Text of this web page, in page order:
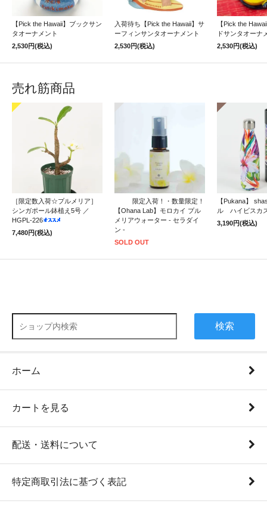
【Pick the Hawaii】ブックサン
タオーナメント
2,530円(税込)
入荷待ち【Pick the Hawaii】サ
ーフィンサンタオーナメント
2,530円(税込)
【Pick the
ドサンタオーナ
2,530円(税込)
売れ筋商品
［限定数入荷☆プルメリア］
シンガポール鉢植え5号 ／
HGPL-226
7,480円(税込)
限定入荷！・数量限定！
【Ohana Lab】モロカイ プル
メリアウォーター - セラダイ
ン -
SOLD OUT
【Pukana】
ル ハイビスカ
3,190円(税込)
検索
ホーム
カートを見る
配送・送料について
特定商取引法に基づく表記